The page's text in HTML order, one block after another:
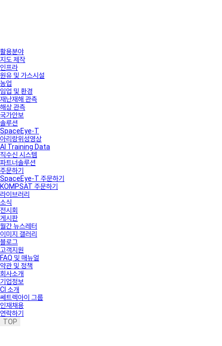
활용분야
지도 제작
인프라
원유 및 가스시설
농업
임업 및 환경
재난재해 관측
해상 관측
국가안보
솔루션
SpaceEye-T
아리랑위성영상
AI Training Data
직수신 시스템
파트너솔루션
주문하기
SpaceEye-T 주문하기
KOMPSAT 주문하기
라이브러리
소식
전시회
게시판
월간 뉴스레터
이미지 갤러리
블로그
고객지원
FAQ 및 매뉴얼
약관 및 정책
회사소개
기업정보
CI 소개
쎄트렉아이 그룹
인재채용
연락하기
TOP